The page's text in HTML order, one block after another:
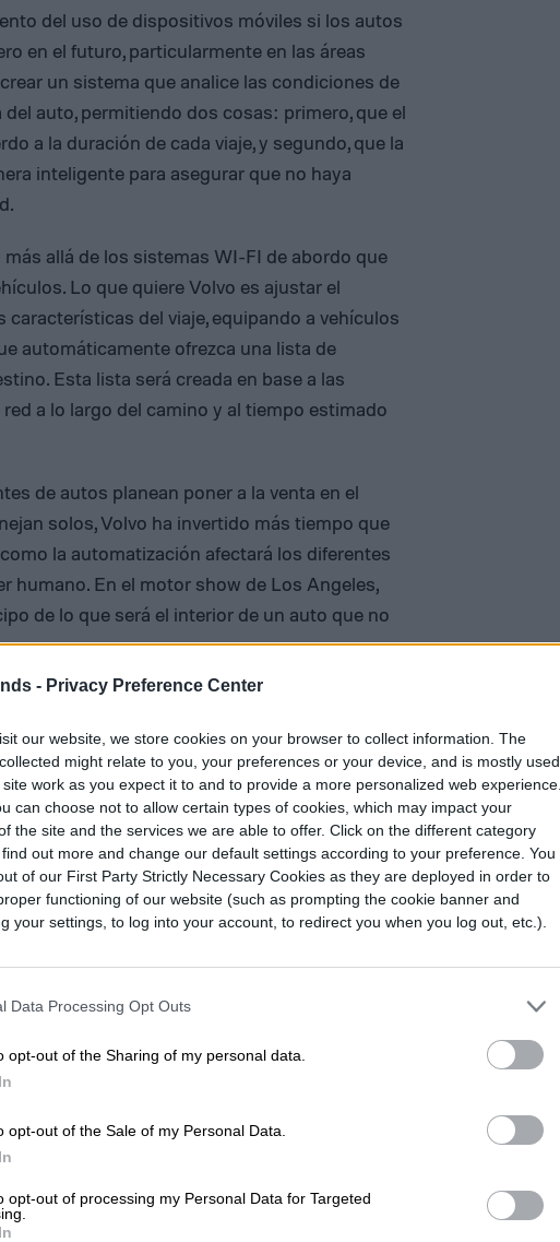
- Privacy Preference Center
our website, we store cookies on your browser to collect information. The
might relate to you, your preferences or your device, and is mostly used
work as you expect it to and to provide a more personalized web experience.
can choose not to allow certain types of cookies, which may impact your
the site and the services we are able to offer. Click on the different category
out more and change our default settings according to your preference. You
of our First Party Strictly Necessary Cookies as they are deployed in order to
functioning of our website (such as prompting the cookie banner and
your settings, to log into your account, to redirect you when you log out, etc.).
Data Processing Opt Outs
opt-out of the Sharing of my personal data.
opt-out of the Sale of my Personal Data.
opt-out of processing my Personal Data for Targeted
del uso de dispositivos móviles si los autos
en el futuro, particularmente en las áreas
un sistema que analice las condiciones de
auto, permitiendo dos cosas: primero, que el
a la duración de cada viaje, y segundo, que la
inteligente para asegurar que no haya
allá de los sistemas WI-FI de abordo que
Lo que quiere Volvo es ajustar el
del viaje, equipando a vehículos
automáticamente ofrezca una lista de
Esta lista será creada en base a las
a lo largo del camino y al tiempo estimado
de autos planean poner a la venta en el
solos, Volvo ha invertido más tiempo que
la automatización afectará los diferentes
humano. En el motor show de Los Angeles,
de lo que será el interior de un auto que no
un sistema de conducción autónomo
Llamado “
Intellisafe Auto Pilot ”, el sistema
condiciones, y será testeado por clientes
Gothenburg, Sueciapróximamente.